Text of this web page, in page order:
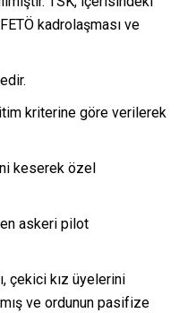
kadrolaşması ve
kriterine göre verilerek
keserek özel
askeri pilot
çekici kız üyelerini
ve ordunun pasifize